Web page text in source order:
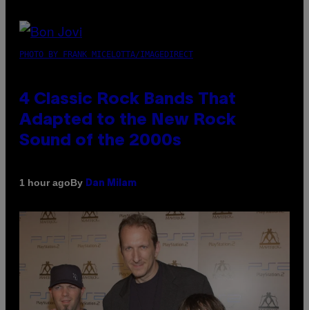
PHOTO BY FRANK MICELOTTA/IMAGEDIRECT
4 Classic Rock Bands That
Adapted to the New Rock
Sound of the 2000s
1 hour agoBy Dan Milam